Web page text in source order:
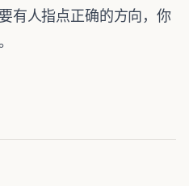
有人指点正确的方向，你